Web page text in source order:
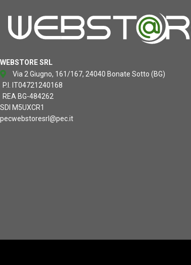
WEBSTORE SRL
Via 2 Giugno, 161/167, 24040 Bonate Sotto (BG)
P.I. IT04721240168
REA BG-484262
SDI M5UXCR1
pecwebstoresrl@pec.it